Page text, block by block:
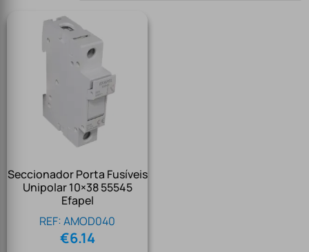
Seccionador Porta Fusíveis
Unipolar 10×38 55545
Efapel
REF: AMOD040
€6.14